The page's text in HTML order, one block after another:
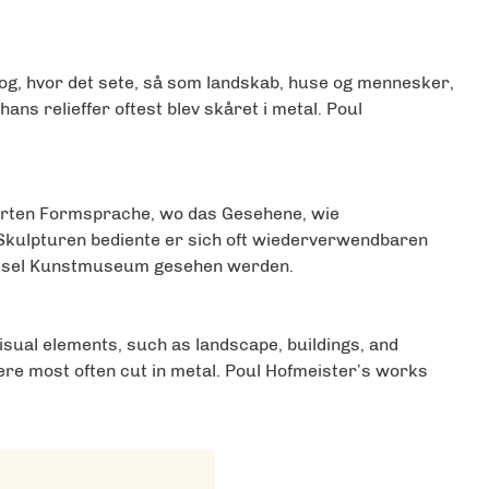
det sete, så som landskab, huse og mennesker,
relieffer oftest blev skåret i metal. Poul
Formsprache, wo das Gesehene, wie
bediente er sich oft wiederverwendbaren
Kunstmuseum gesehen werden.
elements, such as landscape, buildings, and
most often cut in metal. Poul Hofmeister’s works